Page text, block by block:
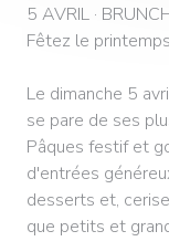
5 AVRIL ·
Fêtez le
Le dimanche 5
se pare de ses
Pâques festif et
d'entrées
desserts et,
que petits et